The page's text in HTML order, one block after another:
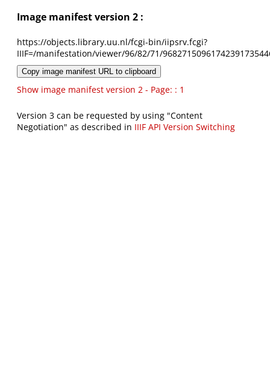
Image manifest version 2 :
https://objects.library.uu.nl/fcgi-bin/iipsrv.fcgi?
IIIF=/manifestation/viewer/96/82/71/
Copy image manifest URL to clipboard
Show image manifest version 2 - Page: : 1
Version 3 can be requested by using "Content
Negotiation" as described in IIIF API Version Switching